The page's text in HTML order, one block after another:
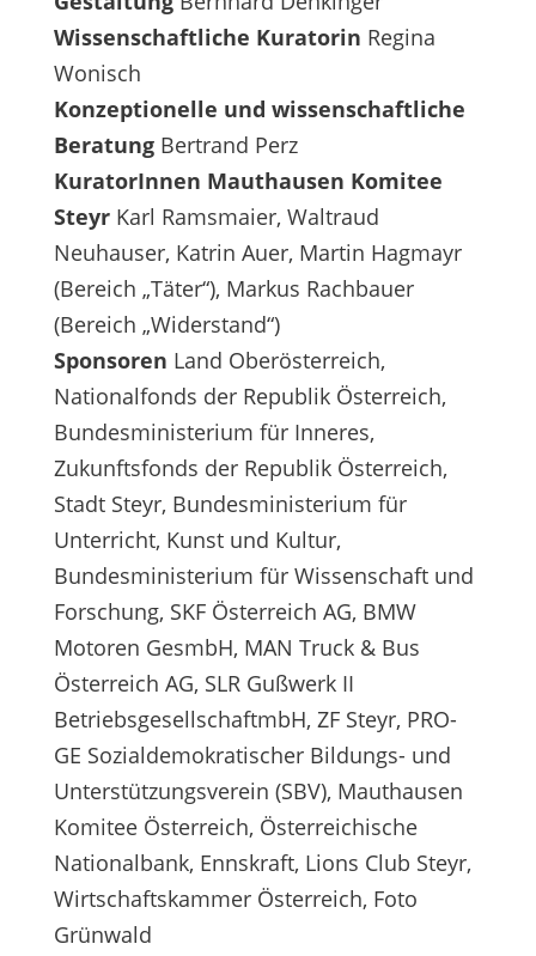
Wissenschaftliche Kuratorin Regina
Wonisch
Konzeptionelle und wissenschaftliche
BeratungBertrand Perz
KuratorInnen Mauthausen Komitee
SteyrKarl Ramsmaier, Waltraud
Neuhauser, Katrin Auer, Martin Hagmayr
(Bereich „Täter“), Markus Rachbauer
(Bereich „Widerstand“)
Sponsoren Land Oberösterreich,
Nationalfonds der Republik Österreich,
Bundesministerium für Inneres,
Zukunftsfonds der Republik Österreich,
Stadt Steyr, Bundesministerium für
Unterricht, Kunst und Kultur,
Bundesministerium für Wissenschaft und
Forschung, SKF Österreich AG, BMW
Motoren GesmbH, MAN Truck & Bus
Österreich AG, SLR Gußwerk II
BetriebsgesellschaftmbH, ZF Steyr, PRO-
GE Sozialdemokratischer Bildungs- und
Unterstützungsverein (SBV), Mauthausen
Komitee Österreich, Österreichische
Nationalbank, Ennskraft, Lions Club Steyr,
Wirtschaftskammer Österreich, Foto
Grünwald